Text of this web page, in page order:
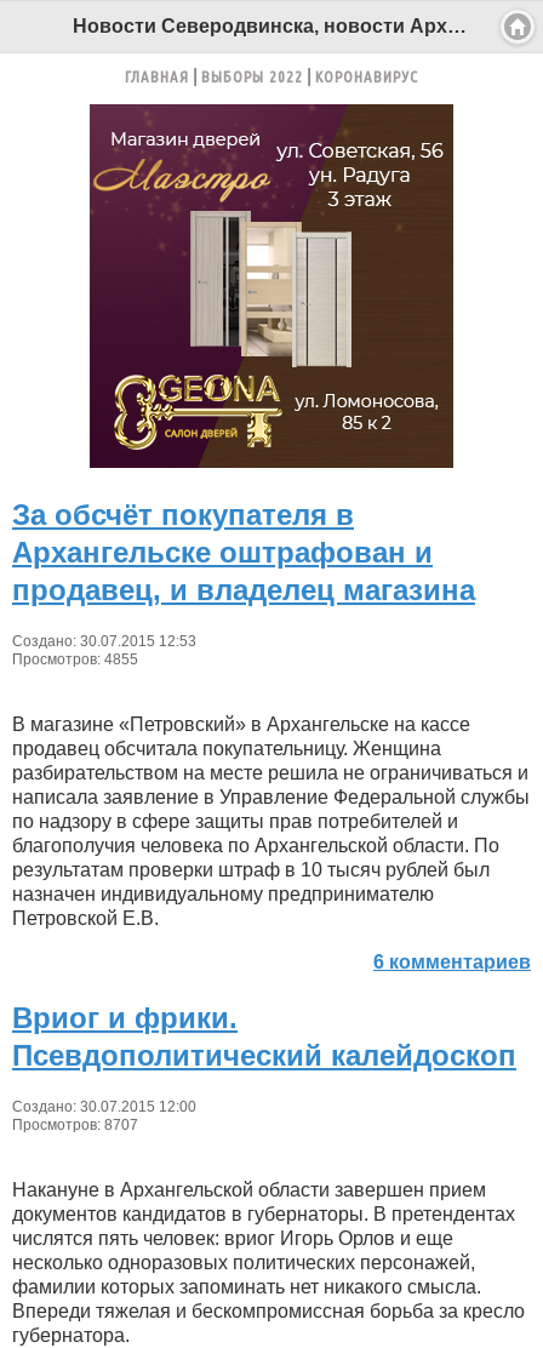
Новости Северодвинска, новости Архангельска - Беломорканал Северодвинск tv29.ru
ГЛАВНАЯ ВЫБОРЫ 2022 КОРОНАВИРУС
За обсчёт покупателя в
Архангельске оштрафован и
продавец, и владелец магазина
Создано: 30.07.2015 12:53
Просмотров: 4855
В магазине «Петровский» в Архангельске на кассе
продавец обсчитала покупательницу. Женщина
разбирательством на месте решила не ограничиваться и
написала заявление в Управление Федеральной службы
по надзору в сфере защиты прав потребителей и
благополучия человека по Архангельской области. По
результатам проверки штраф в 10 тысяч рублей был
назначен индивидуальному предпринимателю
Петровской Е.В.
6 комментариев
Вриог и фрики.
Псевдополитический калейдоскоп
Создано: 30.07.2015 12:00
Просмотров: 8707
Накануне в Архангельской области завершен прием
документов кандидатов в губернаторы. В претендентах
числятся пять человек: вриог Игорь Орлов и еще
несколько одноразовых политических персонажей,
фамилии которых запоминать нет никакого смысла.
Впереди тяжелая и бескомпромиссная борьба за кресло
губернатора.